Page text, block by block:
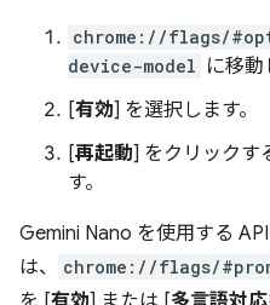
chrome://flags/
device-model に移動
[有効] を選択します。
[再起動] をクリックす
す。
Gemini Nano を使用する
は、
chrome://flags/